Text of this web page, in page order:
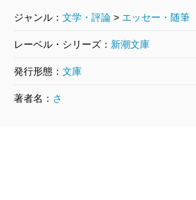
ジャンル： 文学・評論 > エッセー・随筆
レーベル・シリーズ： 新潮文庫
発行形態： 文庫
著者名： さ